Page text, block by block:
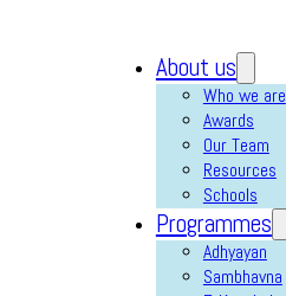
About us
Who we are
Awards
Our Team
Resources
Schools
Programmes
Adhyayan
Sambhavna